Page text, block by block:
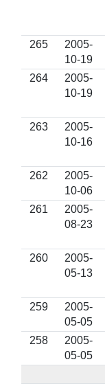
265
2005-
10-19
264
2005-
10-19
263
2005-
10-16
262
2005-
10-06
261
2005-
08-23
260
2005-
05-13
259
2005-
05-05
258
2005-
05-05